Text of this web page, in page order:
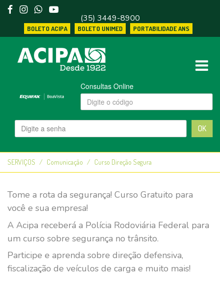
(35) 3449-8900
BOLETO ACIPA BOLETO UNIMED PORTABILIDADE ANS
Consultas Online
OK
SERVIÇOS Comunicação Curso Direção Segura
Tome a rota da segurança! Curso Gratuito para
você e sua empresa!
A Acipa receberá a Polícia Rodoviária Federal para
um curso sobre segurança no trânsito.
Participe e aprenda sobre direção defensiva,
fiscalização de veículos de carga e muito mais!